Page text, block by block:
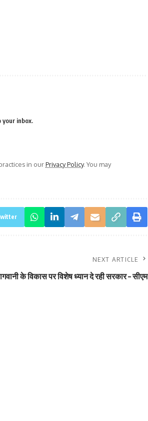
inbox.
in ourPrivacy Policy. You may
NEXT ARTICLE
के विकास पर विशेष ध्यान दे रही सरकार – सीएम